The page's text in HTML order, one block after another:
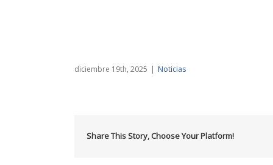
diciembre 19th, 2025 | Noticias
Share This Story, Choose Your Platform!